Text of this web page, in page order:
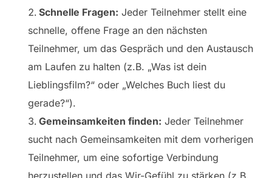
Schnelle Fragen: Jeder Teilnehmer stellt eine
schnelle, offene Frage an den nächsten
Teilnehmer, um das Gespräch und den Austausch
am Laufen zu halten (z.B. „Was ist dein
Lieblingsfilm?“ oder „Welches Buch liest du
gerade?“).
Gemeinsamkeiten finden: Jeder Teilnehmer
sucht nach Gemeinsamkeiten mit dem vorherigen
Teilnehmer, um eine sofortige Verbindung